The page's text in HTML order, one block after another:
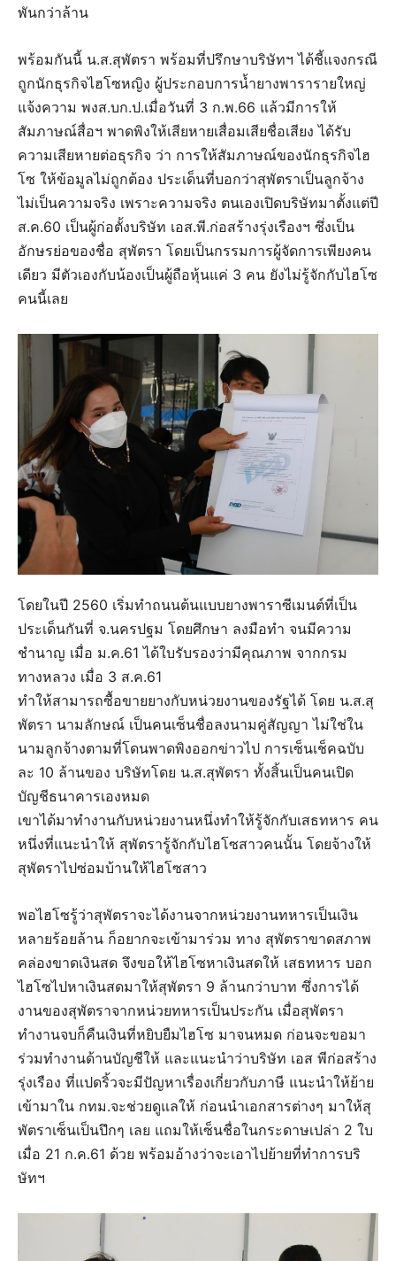
พันกว่าล้าน
พร้อมกันนี้ น.ส.สุพัตรา พร้อมที่ปรึกษาบริษัทฯ ได้ชี้แจงกรณี
ถูกนักธุรกิจไฮโซหญิง ผู้ประกอบการน้ำยางพารารายใหญ่
แจ้งความ พงส.บก.ป.เมื่อวันที่ 3 ก.พ.66 แล้วมีการให้
สัมภาษณ์สื่อฯ พาดพิงให้เสียหายเสื่อมเสียชื่อเสียง ได้รับ
ความเสียหายต่อธุรกิจ ว่า การให้สัมภาษณ์ของนักธุรกิจไฮ
โซ ให้ข้อมูลไม่ถูกต้อง ประเด็นที่บอกว่าสุพัตราเป็นลูกจ้าง
ไม่เป็นความจริง เพราะความจริง ตนเองเปิดบริษัทมาตั้งแต่ปี
ส.ค.60 เป็นผู้ก่อตั้งบริษัท เอส.พี.ก่อสร้างรุ่งเรืองฯ ซึ่งเป็น
อักษรย่อของชื่อ สุพัตรา โดยเป็นกรรมการผู้จัดการเพียงคน
เดียว มีตัวเองกับน้องเป็นผู้ถือหุ้นแค่ 3 คน ยังไม่รู้จักกับไฮโซ
คนนี้เลย
โดยในปี 2560 เริ่มทำถนนต้นแบบยางพาราซีเมนต์ที่เป็น
ประเด็นกันที่ จ.นครปฐม โดยศึกษา ลงมือทำ จนมีความ
ชำนาญ เมื่อ ม.ค.61 ได้ใบรับรองว่ามีคุณภาพ จากกรม
ทางหลวง เมื่อ 3 ส.ค.61
ทำให้สามารถซื้อขายยางกับหน่วยงานของรัฐได้ โดย น.ส.สุ
พัตรา นามลักษณ์ เป็นคนเซ็นชื่อลงนามคู่สัญญา ไม่ใช่ใน
นามลูกจ้างตามที่โดนพาดพิงออกข่าวไป การเซ็นเช็คฉบับ
ละ 10 ล้านของ บริษัทโดย น.ส.สุพัตรา ทั้งสิ้นเป็นคนเปิด
บัญชีธนาคารเองหมด
เขาได้มาทำงานกับหน่วยงานหนึ่งทำให้รู้จักกับเสธทหาร คน
หนึ่งที่แนะนำให้ สุพัตรารู้จักกับไฮโซสาวคนนั้น โดยจ้างให้
สุพัตราไปซ่อมบ้านให้ไฮโซสาว
พอไฮโซรู้ว่าสุพัตราจะได้งานจากหน่วยงานทหารเป็นเงิน
หลายร้อยล้าน ก็อยากจะเข้ามาร่วม ทาง สุพัตราขาดสภาพ
คล่องขาดเงินสด จึงขอให้ไฮโซหาเงินสดให้ เสธทหาร บอก
ไฮโซไปหาเงินสดมาให้สุพัตรา 9 ล้านกว่าบาท ซึ่งการได้
งานของสุพัตราจากหน่วยทหารเป็นประกัน เมื่อสุพัตรา
ทำงานจบก็คืนเงินที่หยิบยืมไฮโซ มาจนหมด ก่อนจะขอมา
ร่วมทำงานด้านบัญชีให้ และแนะนำว่าบริษัท เอส พีก่อสร้าง
รุ่งเรือง ที่แปดริ้วจะมีปัญหาเรื่องเกี่ยวกับภาษี แนะนำให้ย้าย
เข้ามาใน กทม.จะช่วยดูแลให้ ก่อนนำเอกสารต่างๆ มาให้สุ
พัตราเซ็นเป็นปึกๆ เลย แถมให้เซ็นชื่อในกระดาษเปล่า 2 ใบ
เมื่อ 21 ก.ค.61 ด้วย พร้อมอ้างว่าจะเอาไปย้ายที่ทำการบริ
ษัทฯ